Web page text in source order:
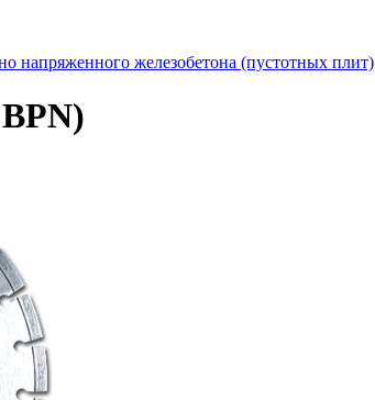
напряженного железобетона (пустотных плит)